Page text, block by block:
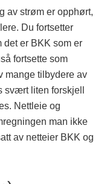
av strøm er opphørt,
Du fortsetter
det er BKK som er
fortsette som
mange tilbydere av
svært liten forskjell
Nettleie og
man ikke
av netteier BKK og